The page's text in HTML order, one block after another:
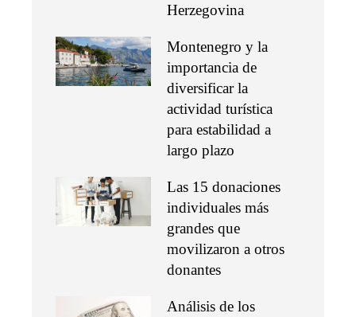
Herzegovina
Montenegro y la
importancia de
diversificar la
actividad turística
para estabilidad a
largo plazo
Las 15 donaciones
individuales más
grandes que
movilizaron a otros
donantes
Análisis de los